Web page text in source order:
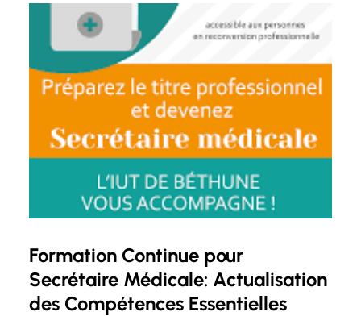
travail. Que vous…
Formation Continue pour
Secrétaire Médicale: Actualisation
des Compétences Essentielles